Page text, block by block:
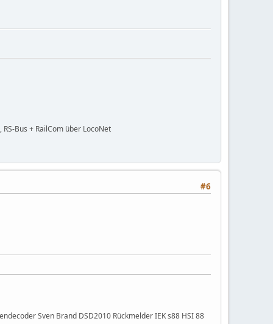
Bus + RailCom über LocoNet
#6
Sven Brand DSD2010 Rückmelder IEK s88 HSI 88